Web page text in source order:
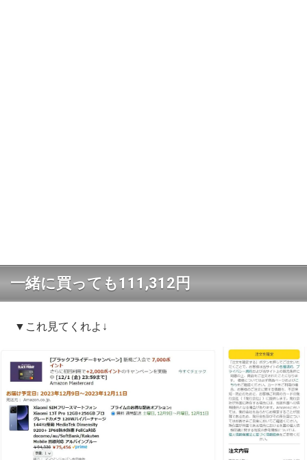
一緒に買っても111,312円
▼これ見てくれよ↓